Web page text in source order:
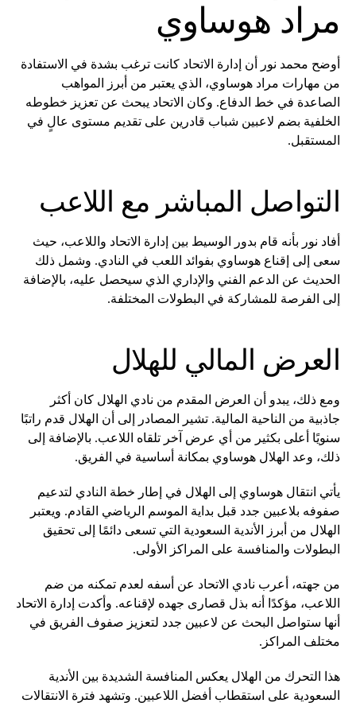
مراد هوساوي
أوضح محمد نور أن إدارة الاتحاد كانت ترغب بشدة في الاستفادة
من مهارات مراد هوساوي، الذي يعتبر من أبرز المواهب
الصاعدة في خط الدفاع. وكان الاتحاد يبحث عن تعزيز خطوطه
الخلفية بضم لاعبين شباب قادرين على تقديم مستوى عالٍ في
المستقبل.
التواصل المباشر مع اللاعب
أفاد نور بأنه قام بدور الوسيط بين إدارة الاتحاد واللاعب، حيث
سعى إلى إقناع هوساوي بفوائد اللعب في النادي. وشمل ذلك
الحديث عن الدعم الفني والإداري الذي سيحصل عليه، بالإضافة
إلى الفرصة للمشاركة في البطولات المختلفة.
العرض المالي للهلال
ومع ذلك، يبدو أن العرض المقدم من نادي الهلال كان أكثر
جاذبية من الناحية المالية. تشير المصادر إلى أن الهلال قدم راتبًا
سنويًا أعلى بكثير من أي عرض آخر تلقاه اللاعب. بالإضافة إلى
ذلك، وعد الهلال هوساوي بمكانة أساسية في الفريق.
يأتي انتقال هوساوي إلى الهلال في إطار خطة النادي لتدعيم
صفوفه بلاعبين جدد قبل بداية الموسم الرياضي القادم. ويعتبر
الهلال من أبرز الأندية السعودية التي تسعى دائمًا إلى تحقيق
البطولات والمنافسة على المراكز الأولى.
من جهته، أعرب نادي الاتحاد عن أسفه لعدم تمكنه من ضم
اللاعب، مؤكدًا أنه بذل قصارى جهده لإقناعه. وأكدت إدارة الاتحاد
أنها ستواصل البحث عن لاعبين جدد لتعزيز صفوف الفريق في
مختلف المراكز.
هذا التحرك من الهلال يعكس المنافسة الشديدة بين الأندية
السعودية على استقطاب أفضل اللاعبين. وتشهد فترة الانتقالات